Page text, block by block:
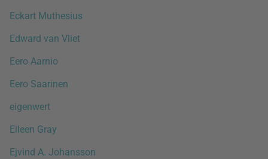
Eckart Muthesius
Edward van Vliet
Eero Aarnio
Eero Saarinen
eigenwert
Eileen Gray
Ejvind A. Johansson